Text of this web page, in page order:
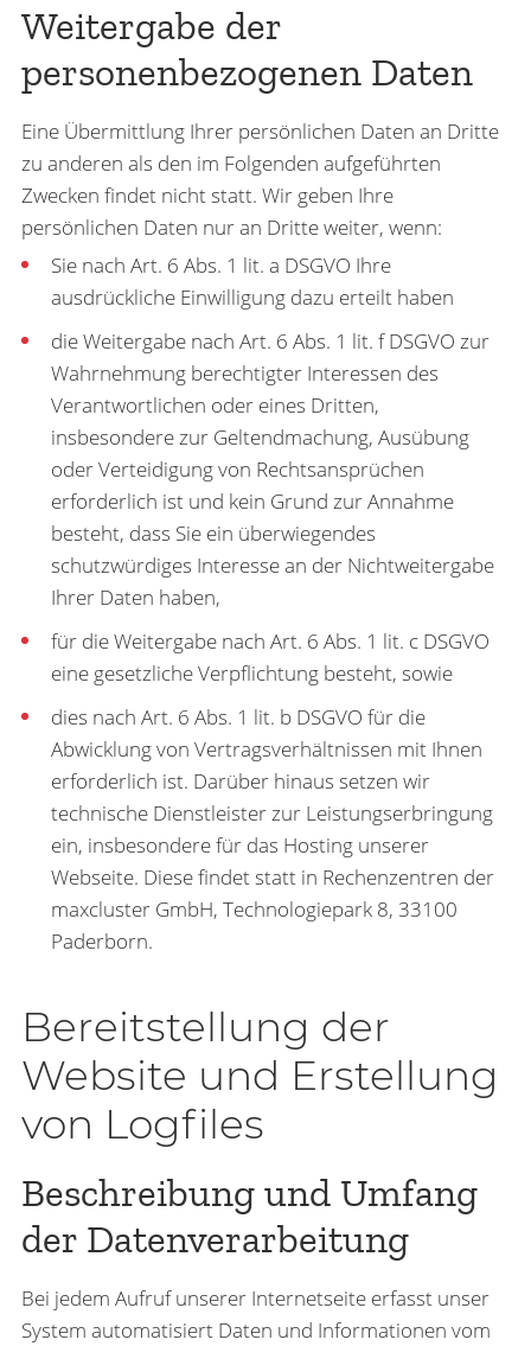
Weitergabe der
personenbezogenen Daten
Eine Übermittlung Ihrer persönlichen Daten an Dritte
zu anderen als den im Folgenden aufgeführten
Zwecken findet nicht statt. Wir geben Ihre
persönlichen Daten nur an Dritte weiter, wenn:
Sie nach Art. 6 Abs. 1 lit. a DSGVO Ihre
ausdrückliche Einwilligung dazu erteilt haben
die Weitergabe nach Art. 6 Abs. 1 lit. f DSGVO zur
Wahrnehmung berechtigter Interessen des
Verantwortlichen oder eines Dritten,
insbesondere zur Geltendmachung, Ausübung
oder Verteidigung von Rechtsansprüchen
erforderlich ist und kein Grund zur Annahme
besteht, dass Sie ein überwiegendes
schutzwürdiges Interesse an der Nichtweitergabe
Ihrer Daten haben,
für die Weitergabe nach Art. 6 Abs. 1 lit. c DSGVO
eine gesetzliche Verpflichtung besteht, sowie
dies nach Art. 6 Abs. 1 lit. b DSGVO für die
Abwicklung von Vertragsverhältnissen mit Ihnen
erforderlich ist. Darüber hinaus setzen wir
technische Dienstleister zur Leistungserbringung
ein, insbesondere für das Hosting unserer
Webseite. Diese findet statt in Rechenzentren der
maxcluster GmbH, Technologiepark 8, 33100
Paderborn.
Bereitstellung der
Website und Erstellung
von Logfiles
Beschreibung und Umfang
der Datenverarbeitung
Bei jedem Aufruf unserer Internetseite erfasst unser
System automatisiert Daten und Informationen vom